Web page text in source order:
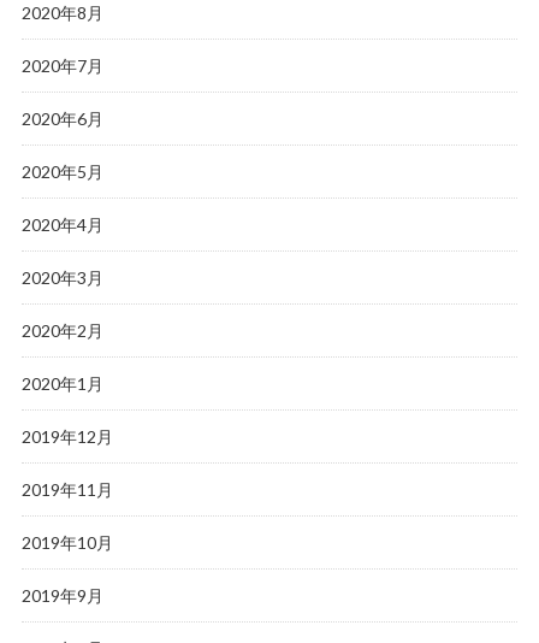
2020年8月
2020年7月
2020年6月
2020年5月
2020年4月
2020年3月
2020年2月
2020年1月
2019年12月
2019年11月
2019年10月
2019年9月